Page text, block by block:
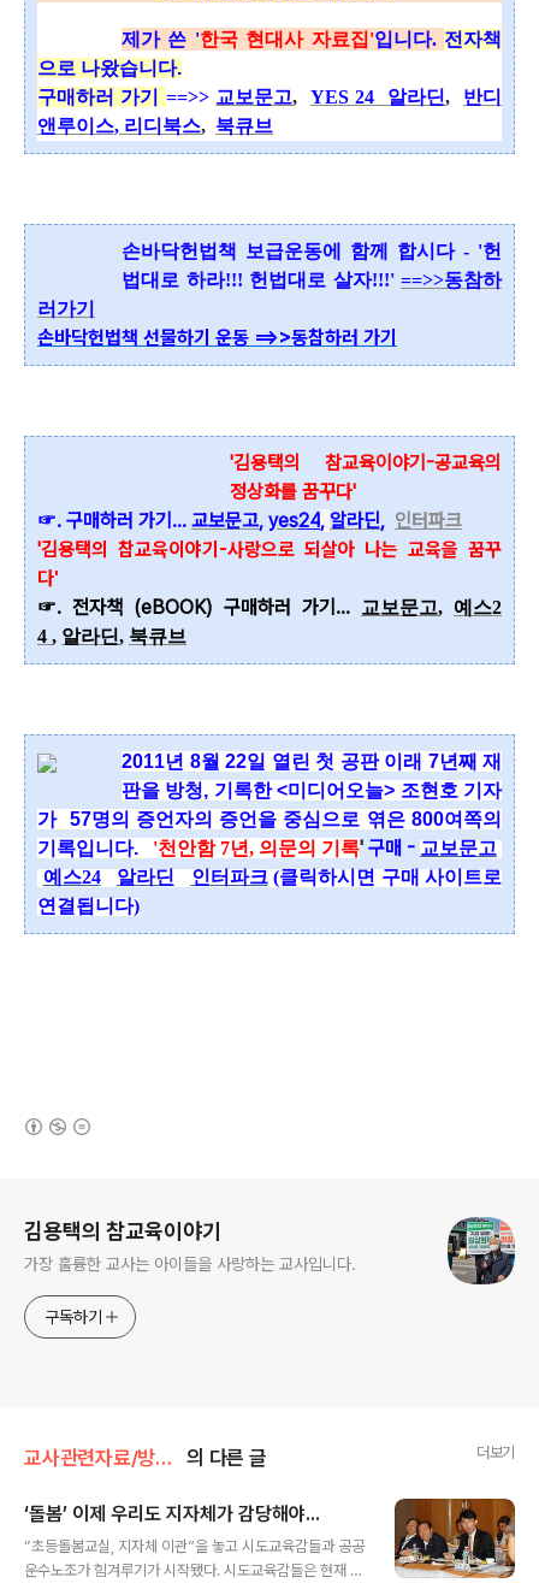
제가 쓴 '한국 현대사 자료집'입니다. 전자책
으로 나왔습니다.
구매하러 가기 ==>> 교보문고,YES 24 알라딘, 반디
앤루이스, 리디북스, 북큐브
손바닥헌법책 보급운동에 함께 합시다 - '헌
법대로 하라!!! 헌법대로 살자!!!' ==>>동참하
러가기
손바닥헌법책 선물하기 운동 ==>>동참하러 가기
'김용택의 참교육이야기-공교육의
정상화를 꿈꾸다'
☞. 구매하러 가기... 교보문고, yes24, 알라딘, 인터파크
'김용택의 참교육이야기-사랑으로 되살아 나는 교육을 꿈꾸
다'
☞. 전자책 (eBOOK) 구매하러 가기...
교보문고, 예스2
4 , 알라딘, 북큐브
2011년 8월 22일 열린 첫 공판 이래 7년째 재
판을 방청, 기록한 <미디어오늘> 조현호 기자
가 57명의 증언자의 증언을 중심으로 엮은 800여쪽의
기록입니다.
'천안함 7년, 의문의 기록' 구매 - 교보문고
예스24
알라딘 인터파크(클릭하시면 구매 사이트로
연결됩니다)
김용택의 참교육이야기
가장 훌륭한 교사는 아이들을 사랑하는 교사입니다.
구독하기
교사관련자료/방과후학교 의 다른 글 더보기
‘돌봄’ 이제 우리도 지자체가 감당해야...
“초등돌봄교실, 지자체 이관”을 놓고 시도교육감들과 공공
운수노조가 힘겨루기가 시작됐다. 시도교육감들은 현재 초